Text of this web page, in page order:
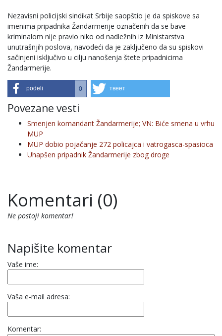
Nezavisni policijski sindikat Srbije saopštio je da spiskove sa
imenima pripadnika Žandarmerije označenih da se bave
kriminalom nije pravio niko od nadležnih iz Ministarstva
unutrašnjih poslova, navodeći da je zaključeno da su spiskovi
sačinjeni isključivo u cilju nanošenja štete pripadnicima
Žandarmerije.
podeli 0 твеет
Povezane vesti
Smenjen komandant Žandarmerije; VN: Biće smena u vrhu
MUP
MUP dobio pojačanje 272 policajca i vatrogasca-spasioca
Uhapšen pripadnik Žandarmerije zbog droge
Komentari (0)
Ne postoji komentar!
Napišite komentar
Vaše ime:
Vaša e-mail adresa:
Komentar: